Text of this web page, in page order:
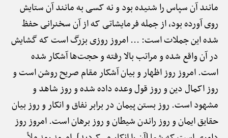
مانند آن سپاس را شنیده بود و نه کسی به مانند آن ستایش
روی آورده بود، از جمله فرمایشاتی که از آن سخنرانی حفظ
شده این جملات است: ... امروز روزی بزرگ است که گشایش
در آن واقع شده و مراتب بالا رفته و حجت‌ها آشکار شده
است. امروز روز اظهار و بیان آشکار مقام صریح روشن است و
روز اکمال دین و روز قول وعده داده شده و روز شاهد و
مشهود است. روز بستن پیمان در برابر نفاق و انکار و روز بیان
حقایق ایمان و روز راندن شیطان و روز برهان است. امروز روز